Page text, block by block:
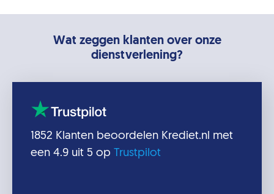
Wat zeggen klanten over onze
dienstverlening?
1852 Klanten beoordelen Krediet.nl met
een 4.9 uit 5 op Trustpilot